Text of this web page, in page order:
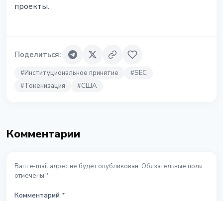
проекты.
Поделиться:
#Институциональное принятие #SEC
#Токенизация #США
Комментарии
Ваш e-mail адрес не будет опубликован. Обязательные поля
отмечены *
Комментарий *